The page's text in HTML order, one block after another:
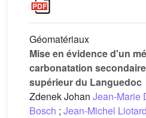
Géomatériaux
Mise en évidence d'un
carbonatation
supérieur du Languedoc
Zdenek Johan Jean-Marie
Bosch ; Jean-Michel Liotard